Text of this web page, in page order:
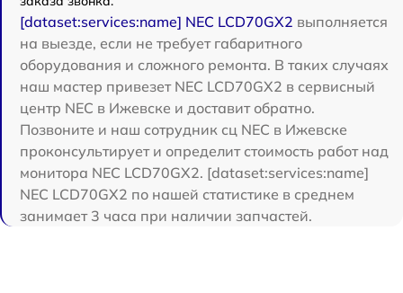
[dataset:services:name] NEC LCD70GX2 выполняется
на выезде, если не требует габаритного
оборудования и сложного ремонта. В таких случаях
наш мастер привезет NEC LCD70GX2 в сервисный
центр NEC в Ижевске и доставит обратно.
Позвоните и наш сотрудник сц NEC в Ижевске
проконсультирует и определит стоимость работ над
монитора NEC LCD70GX2. [dataset:services:name]
NEC LCD70GX2 по нашей статистике в среднем
занимает 3 часа при наличии запчастей.